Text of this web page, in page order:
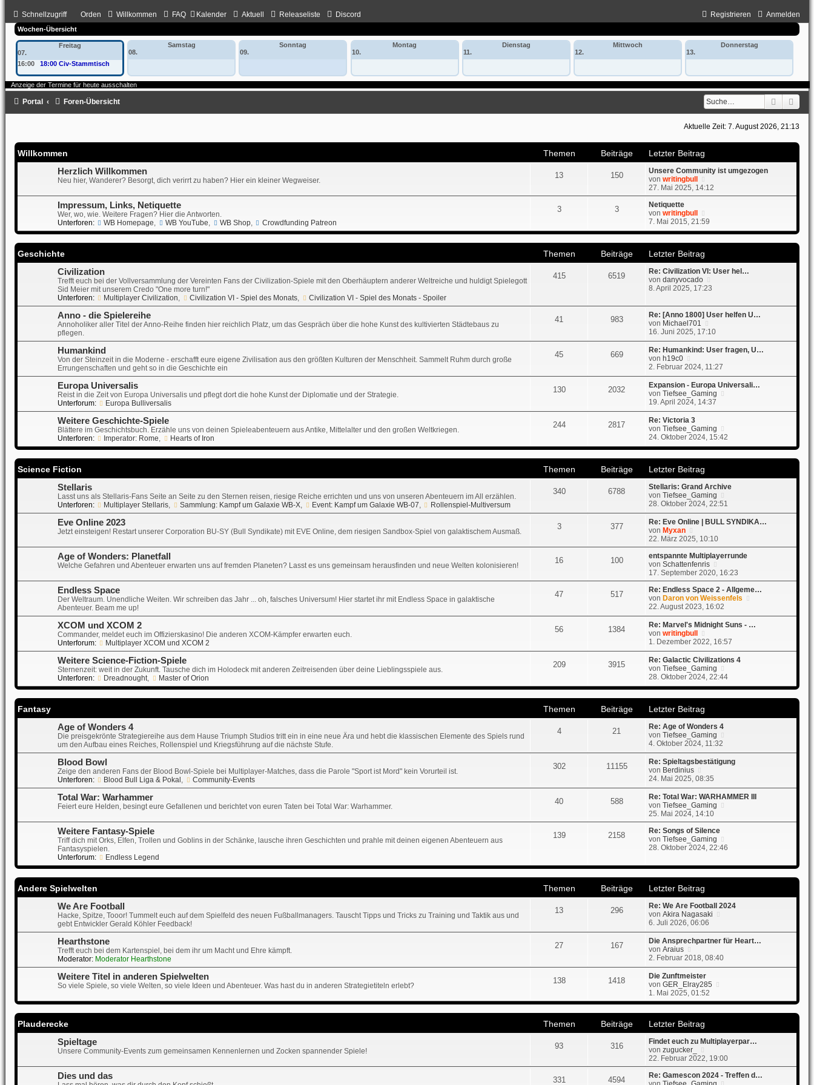
Schnellzugriff Orden Willkommen FAQ Kalender Aktuell Releaseliste Discord Anmelden
Registrieren
Wochen-Übersicht
Freitag
07.
16:00
18:00 Civ-Stammtisch
Samstag
08.
Sonntag
09.
Montag
10.
Dienstag
11.
Mittwoch
12.
Donnerstag
13.
Anzeige der Termine für heute ausschalten
Suche
Portal Foren-Übersicht
Aktuelle Zeit: 7. August 2026, 21:13
Willkommen Themen Beiträge
Letzter Beitrag
Herzlich Willkommen
Neu hier, Wanderer? Besorgt, dich verirrt zu haben? Hier ein kleiner Wegweiser.
13 150
Unsere Community ist umgezogen
vonwritingbull
e
u
t
e
i
t
a
27. Mai 2025, 14:12
Impressum, Links, Netiquette
Wer, wo, wie. Weitere Fragen? Hier die Antworten.
Unterforen:
WB Homepage, WB YouTube, WB Shop, Crowdfunding Patreon
3 3
Netiquette
vonwritingbull
e
u
e
r
e
t
r
a
g
7. Mai 2015, 21:59
Geschichte Themen Beiträge
Letzter Beitrag
Civilization
Trefft euch bei der Vollversammlung der Vereinten Fans der Civilization-Spiele mit den Oberhäuptern anderer Weltreiche und huldigt Spielegott
Sid Meier mit unserem Credo "One more turn!"
Unterforen:
Multiplayer Civilization, Civilization VI - Spiel des Monats, Civilization VI - Spiel des Monats - Spoiler
415 6519
Re: Civilization VI: User hel…
vondanyvocado
e
s
e
B
i
a
g
8. April 2025, 17:23
Anno - die Spielereihe
Annoholiker aller Titel der Anno-Reihe finden hier reichlich Platz, um das Gespräch über die hohe Kunst des kultivierten Städtebaus zu
pflegen.
41 983
Re: [Anno 1800] User helfen U…
von Michael701
e
u
e
t
r
B
e
a
g
16. Juni 2025, 17:10
Humankind
Von der Steinzeit in die Moderne - erschafft eure eigene Zivilisation aus den größten Kulturen der Menschheit. Sammelt Ruhm durch große
Errungenschaften und geht so in die Geschichte ein
45 669
Re: Humankind: User fragen, U…
von h19c0
e
u
e
s
t
r
B
e
t
r
a
g
2. Februar 2024, 11:27
Europa Universalis
Reist in die Zeit von Europa Universalis und pflegt dort die hohe Kunst der Diplomatie und der Strategie.
Unterforum:
Europa Bulliversalis
130 2032
Expansion - Europa Universali…
vonTiefsee_Gaming
u
t
r
B
i
t
g
19. April 2024, 14:37
Weitere Geschichte-Spiele
Blättere im Geschichtsbuch. Erzähle uns von deinen Spieleabenteuern aus Antike, Mittelalter und den großen Weltkriegen.
Unterforen:
Imperator: Rome, Hearts of Iron
244 2817
Re: Victoria 3
vonTiefsee_Gaming
e
u
e
r
e
i
t
g
24. Oktober 2024, 15:42
Science Fiction Themen Beiträge
Letzter Beitrag
Stellaris
Lasst uns als Stellaris-Fans Seite an Seite zu den Sternen reisen, riesige Reiche errichten und uns von unseren Abenteuern im All erzählen.
Unterforen:
Multiplayer Stellaris, Sammlung: Kampf um Galaxie WB-X, Event: Kampf um Galaxie WB-07, Rollenspiel-Multiversum
340 6788
Stellaris: Grand Archive
vonTiefsee_Gaming
u
e
e
r
e
i
t
r
28. Oktober 2024, 22:51
Eve Online 2023
Jetzt einsteigen! Restart unserer Corporation BU-SY (Bull Syndikate) mit EVE Online, dem riesigen Sandbox-Spiel von galaktischem Ausmaß.
3 377
Re: Eve Online | BULL SYNDIKA…
von Myxan
e
u
e
s
t
e
r
B
e
i
t
r
a
22. März 2025, 10:10
Age of Wonders: Planetfall
Welche Gefahren und Abenteuer erwarten uns auf fremden Planeten? Lasst es uns gemeinsam herausfinden und neue Welten kolonisieren!
16 100
entspannte Multiplayerrunde
vonSchattenfenris
e
u
e
s
t
e
r
e
t
r
a
17. September 2020, 16:23
Endless Space
Der Weltraum. Unendliche Weiten. Wir schreiben das Jahr ... oh, falsches Universum! Hier startet ihr mit Endless Space in galaktische
Abenteuer. Beam me up!
47 517
Re: Endless Space 2 - Allgeme…
von Daron von Weissenfels
u
t
r
g
22. August 2023, 16:02
XCOM und XCOM 2
Commander, meldet euch im Offizierskasino! Die anderen XCOM-Kämpfer erwarten euch.
Unterforum:
Multiplayer XCOM und XCOM 2
56 1384
Re: Marvel's Midnight Suns - …
vonwritingbull
e
u
e
s
r
B
i
t
r
a
g
1. Dezember 2022, 16:57
Weitere Science-Fiction-Spiele
Sternenzeit: weit in der Zukunft. Tausche dich im Holodeck mit anderen Zeitreisenden über deine Lieblingsspiele aus.
Unterforen:
Dreadnought, Master of Orion
209 3915
Re: Galactic Civilizations 4
vonTiefsee_Gaming
e
u
e
i
t
g
28. Oktober 2024, 22:44
Fantasy Themen Beiträge
Letzter Beitrag
Age of Wonders 4
Die preisgekrönte Strategiereihe aus dem Hause Triumph Studios tritt ein in eine neue Ära und hebt die klassischen Elemente des Spiels rund
um den Aufbau eines Reiches, Rollenspiel und Kriegsführung auf die nächste Stufe.
4 21
Re: Age of Wonders 4
vonTiefsee_Gaming
u
e
r
a
4. Oktober 2024, 11:32
Blood Bowl
Zeige den anderen Fans der Blood Bowl-Spiele bei Multiplayer-Matches, dass die Parole "Sport ist Mord" kein Vorurteil ist.
Unterforen:
Blood Bull Liga & Pokal , Community-Events
302 11155
Re: Spieltagsbestätigung
von Berdinius
e
u
e
s
t
e
r
B
e
r
a
g
24. Mai 2025, 08:35
Total War: Warhammer
Feiert eure Helden, besingt eure Gefallenen und berichtet von euren Taten bei Total War: Warhammer.
40 588
Re: Total War: WARHAMMER III
vonTiefsee_Gaming
u
t
r
t
r
25. Mai 2024, 14:10
Weitere Fantasy-Spiele
Triff dich mit Orks, Elfen, Trollen und Goblins in der Schänke, lausche ihren Geschichten und prahle mit deinen eigenen Abenteuern aus
Fantasyspielen.
Unterforum:
Endless Legend
139 2158
Re: Songs of Silence
vonTiefsee_Gaming
e
e
r
B
t
r
28. Oktober 2024, 22:46
Andere Spielwelten Themen Beiträge
Letzter Beitrag
We Are Football
Hacke, Spitze, Tooor! Tummelt euch auf dem Spielfeld des neuen Fußballmanagers. Tauscht Tipps und Tricks zu Training und Taktik aus und
gebt Entwickler Gerald Köhler Feedback!
13 296
Re: We Are Football 2024
vonAkira Nagasaki
u
e
t
t
r
g
6. Juli 2026, 06:06
Hearthstone
Trefft euch bei dem Kartenspiel, bei dem ihr um Macht und Ehre kämpft.
Moderator: Moderator Hearthstone
27 167
Die Ansprechpartner für Heart…
vonAraius
e
u
e
s
t
e
e
i
t
a
g
2. Februar 2018, 08:40
Weitere Titel in anderen Spielwelten
So viele Spiele, so viele Welten, so viele Ideen und Abenteuer. Was hast du in anderen Strategietiteln erlebt?
138 1418
Die Zunftmeister
vonGER_Elray285
u
e
r
e
i
t
1. Mai 2025, 01:52
Plauderecke Themen Beiträge
Letzter Beitrag
Spieltage
Unsere Community-Events zum gemeinsamen Kennenlernen und Zocken spannender Spiele!
93 316
Findet euch zu Multiplayerpar…
vonzugucker_
e
u
e
22. Februar 2022, 19:00
Dies und das 331 4594
Re: Gamescon 2024 - Treffen d…